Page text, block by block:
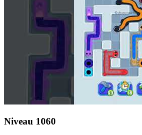
Niveau 1060